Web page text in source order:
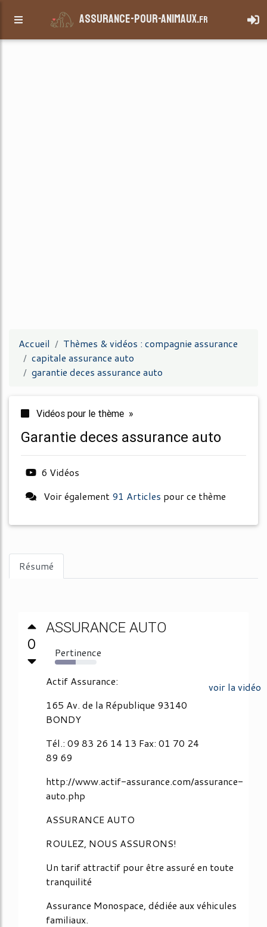
assurance-pour-animaux.fr
Accueil
Thèmes & vidéos : compagnie assurance
capitale assurance auto
garantie deces assurance auto
Vidéos pour le thème »
garantie deces assurance auto
6 Vidéos
Voir également 91 Articles pour ce thème
Résumé
0
ASSURANCE AUTO
Pertinence
50%
voir la vidéo
Actif Assurance:
165 Av. de la République 93140
BONDY
Tél.: 09 83 26 14 13 Fax: 01 70 24
89 69
http://www.actif-assurance.com/assurance-
auto.php
ASSURANCE AUTO
ROULEZ, NOUS ASSURONS!
Un tarif attractif pour être assuré en toute
tranquilité
Assurance Monospace, dédiée aux véhicules
familiaux.